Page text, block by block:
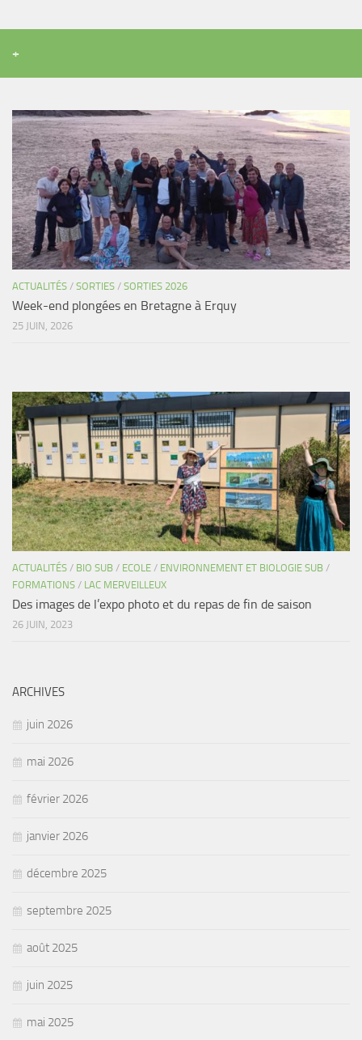
+
ACTUALITÉS / SORTIES / SORTIES 2026
Week-end plongées en Bretagne à Erquy
25 JUIN, 2026
ACTUALITÉS / BIO SUB / ECOLE / ENVIRONNEMENT ET BIOLOGIE SUB /
FORMATIONS / LAC MERVEILLEUX
Des images de l’expo photo et du repas de fin de saison
26 JUIN, 2023
ARCHIVES
juin 2026
mai 2026
février 2026
janvier 2026
décembre 2025
septembre 2025
août 2025
juin 2025
mai 2025